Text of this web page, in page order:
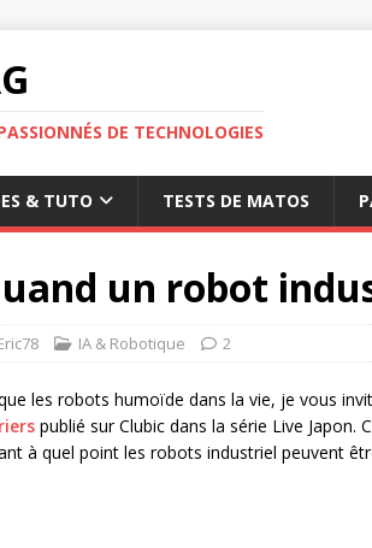
DE TECHNOLOGIES
& TUTO TESTS DE MATOS
un robot
IA & Robotique 2
que les robots humoïde dans la vie, je vous
publié sur Clubic dans la série Live Japon.
à quel point les robots industriel peuvent